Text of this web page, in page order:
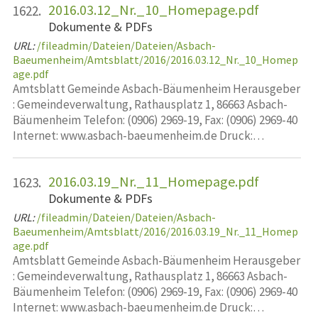
1622. 2016.03.12_Nr._10_Homepage.pdf
Dokumente & PDFs
URL: /fileadmin/Dateien/Dateien/Asbach-
Baeumenheim/Amtsblatt/2016/2016.03.12_Nr._10_Homep
age.pdf
Amtsblatt Gemeinde Asbach-Bäumenheim Herausgeber
: Gemeindeverwaltung, Rathausplatz 1, 86663 Asbach-
Bäumenheim Telefon: (0906) 2969-19, Fax: (0906) 2969-40
Internet: www.asbach-baeumenheim.de Druck:…
1623. 2016.03.19_Nr._11_Homepage.pdf
Dokumente & PDFs
URL: /fileadmin/Dateien/Dateien/Asbach-
Baeumenheim/Amtsblatt/2016/2016.03.19_Nr._11_Homep
age.pdf
Amtsblatt Gemeinde Asbach-Bäumenheim Herausgeber
: Gemeindeverwaltung, Rathausplatz 1, 86663 Asbach-
Bäumenheim Telefon: (0906) 2969-19, Fax: (0906) 2969-40
Internet: www.asbach-baeumenheim.de Druck:…